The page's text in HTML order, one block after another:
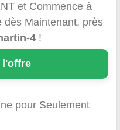
et Commence à
dès Maintenant, près
4!
l'offre
pour Seulement